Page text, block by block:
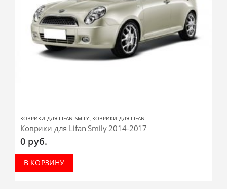
КОВРИКИ ДЛЯ LIFAN SMILY, КОВРИКИ ДЛЯ LIFAN
Коврики для Lifan Smily 2014-2017
0 руб.
В КОРЗИНУ